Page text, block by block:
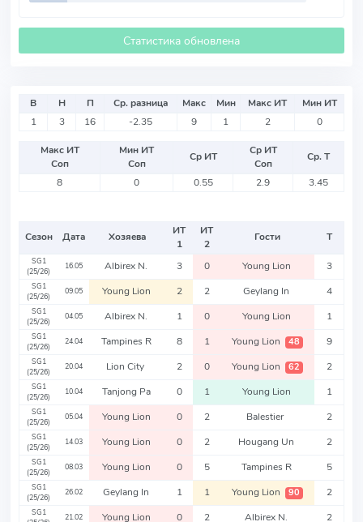
Статистика обновлена
В Н П Ср. разница Макс Мин Макс ИТ
Мин ИТ
1
3 16 -2.35 9 1 2 0
Макс ИТ
Соп
Мин ИТ
Соп
Ср ИТ
Ср ИТ
Соп
Ср. Т
8
0 0.55 2.9 3.45
Сезон Дата Хозяева
ИТ
1
ИТ
2
Гости Т
SG1
(25/26)
16.05 Albirex N. 3 0 Young Lion 3
SG1
(25/26)
09.05 Young Lion 2 2 Geylang In 4
SG1
(25/26)
04.05 Albirex N. 1 0 Young Lion 1
SG1
(25/26)
24.04 Tampines R 8 1 Young Lion 48 9
SG1
(25/26)
20.04 Lion City 2 0 Young Lion 62 2
SG1
(25/26)
10.04 Tanjong Pa 0 1 Young Lion 1
SG1
(25/26)
05.04 Young Lion 0 2 Balestier 2
SG1
(25/26)
14.03 Young Lion 0 2 Hougang Un 2
SG1
(25/26)
08.03 Young Lion 0 5 Tampines R 5
SG1
(25/26)
26.02 Geylang In 1 1 Young Lion 90 2
SG1
21.02 Young Lion 0 2 Albirex N. 2